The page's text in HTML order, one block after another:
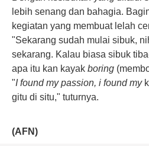
lebih senang dan bahagia.
kegiatan yang membuat lelah
"Sekarang sudah mulai sibuk,
sekarang. Kalau biasa sibuk
apa itu kan kayak boring
"I found my passion, i found my
gitu di situ," tuturnya.
(AFN)